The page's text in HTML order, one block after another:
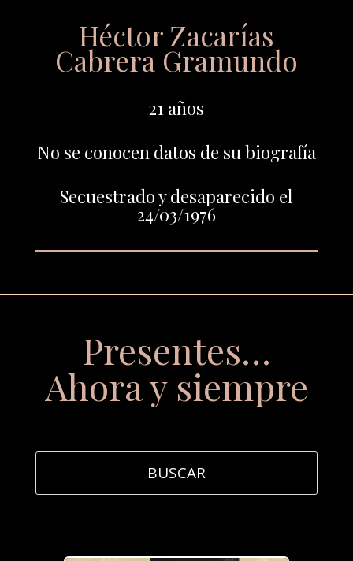
Héctor Zacarías
Cabrera Gramundo
21 años
No se conocen datos de su biografía
Secuestrado y desaparecido el
24/03/1976
Presentes…
Ahora y siempre